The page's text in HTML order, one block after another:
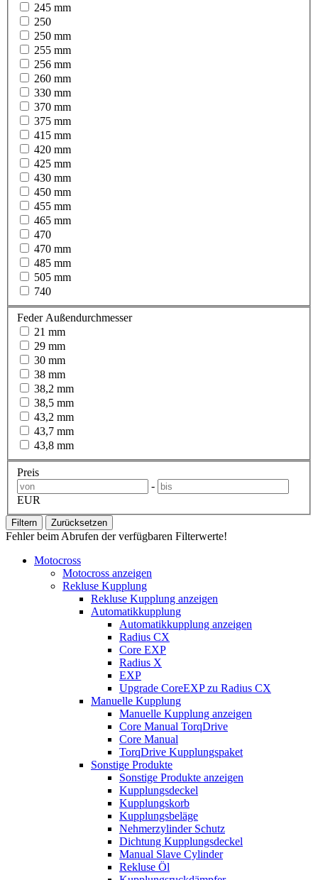
245 mm
250
250 mm
255 mm
256 mm
260 mm
330 mm
370 mm
375 mm
415 mm
420 mm
425 mm
430 mm
450 mm
455 mm
465 mm
470
470 mm
485 mm
505 mm
740
Feder Außendurchmesser
21 mm
29 mm
30 mm
38 mm
38,2 mm
38,5 mm
43,2 mm
43,7 mm
43,8 mm
Preis
-
EUR
Filtern Zurücksetzen
Fehler beim Abrufen der verfügbaren Filterwerte!
Motocross
Motocross anzeigen
Rekluse Kupplung
Rekluse Kupplung anzeigen
Automatikkupplung
Automatikkupplung anzeigen
Radius CX
Core EXP
Radius X
EXP
Upgrade CoreEXP zu Radius CX
Manuelle Kupplung
Manuelle Kupplung anzeigen
Core Manual TorqDrive
Core Manual
TorqDrive Kupplungspaket
Sonstige Produkte
Sonstige Produkte anzeigen
Kupplungsdeckel
Kupplungskorb
Kupplungsbeläge
Nehmerzylinder Schutz
Dichtung Kupplungsdeckel
Manual Slave Cylinder
Rekluse Öl